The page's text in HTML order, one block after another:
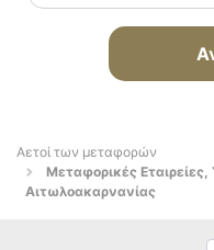
Αετοί των μεταφορών
Μεταφορικές
Αιτωλοακαρνανίας